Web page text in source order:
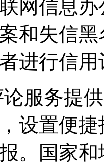
网信息
和失信
进行信用
服务提
设置便
。国家